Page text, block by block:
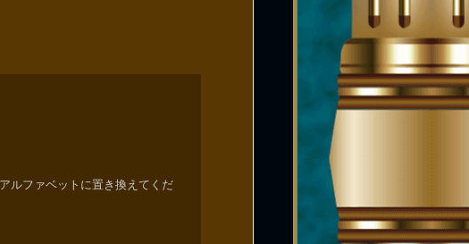
ルファベットに置き換えてくだ